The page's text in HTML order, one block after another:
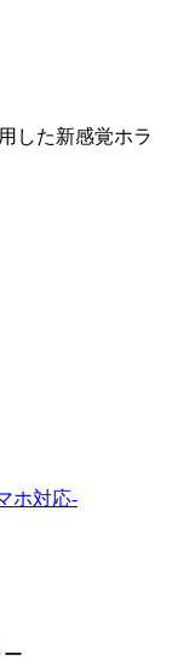
した新感覚ホラ